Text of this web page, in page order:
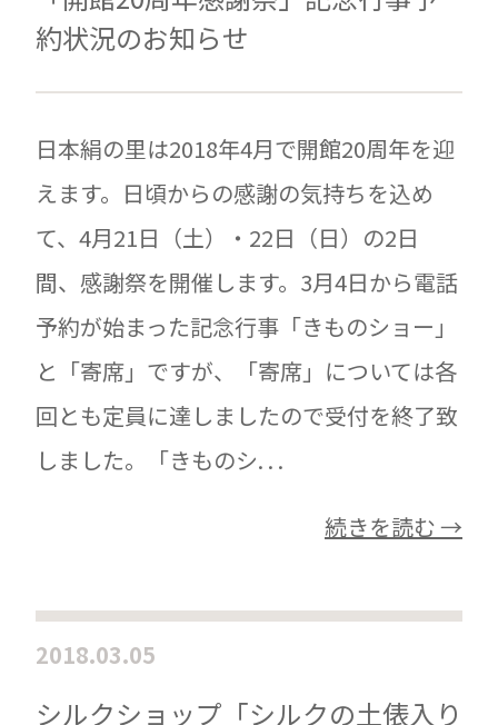
約状況のお知らせ
日本絹の里は2018年4月で開館20周年を迎
えます。日頃からの感謝の気持ちを込め
て、4月21日（土）・22日（日）の2日
間、感謝祭を開催します。3月4日から電話
予約が始まった記念行事「きものショー」
と「寄席」ですが、「寄席」については各
回とも定員に達しましたので受付を終了致
しました。「きものシ. . .
続きを読む →
2018.03.05
シルクショップ「シルクの土俵入り